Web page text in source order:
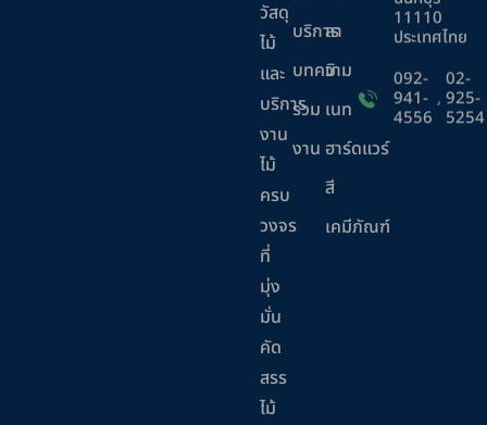
วัสดุ
ไม้
และ
บริการ
งาน
ไม้
ครบ
วงจร
ที่
มุ่ง
มั่น
คัด
สรร
ไม้
บริการ
บทความ
ร่วม
งาน
ลา
มิ
เนท
ฮาร์ดแวร์
สี
เคมีภัณฑ์
11110
ประเทศไทย
092-
941-
4556
,
02-
925-
5254